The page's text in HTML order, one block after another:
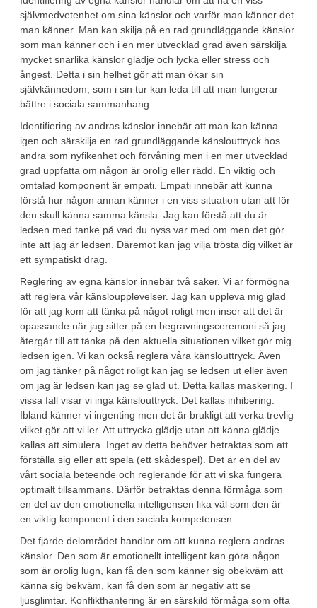
självmedvetenhet om sina känslor och varför man känner det
man känner. Man kan skilja på en rad grundläggande känslor
som man känner och i en mer utvecklad grad även särskilja
mycket snarlika känslor glädje och lycka eller stress och
ångest. Detta i sin helhet gör att man ökar sin
självkännedom, som i sin tur kan leda till att man fungerar
bättre i sociala sammanhang.
Identifiering av andras känslor innebär att man kan känna
igen och särskilja en rad grundläggande känslouttryck hos
andra som nyfikenhet och förvåning men i en mer utvecklad
grad uppfatta om någon är orolig eller rädd. En viktig och
omtalad komponent är empati. Empati innebär att kunna
förstå hur någon annan känner i en viss situation utan att för
den skull känna samma känsla. Jag kan förstå att du är
ledsen med tanke på vad du nyss var med om men det gör
inte att jag är ledsen. Däremot kan jag vilja trösta dig vilket är
ett sympatiskt drag.
Reglering av egna känslor innebär två saker. Vi är förmögna
att reglera vår känsloupplevelser. Jag kan uppleva mig glad
för att jag kom att tänka på något roligt men inser att det är
opassande när jag sitter på en begravningsceremoni så jag
återgår till att tänka på den aktuella situationen vilket gör mig
ledsen igen. Vi kan också reglera våra känslouttryck. Även
om jag tänker på något roligt kan jag se ledsen ut eller även
om jag är ledsen kan jag se glad ut. Detta kallas maskering. I
vissa fall visar vi inga känslouttryck. Det kallas inhibering.
Ibland känner vi ingenting men det är brukligt att verka trevlig
vilket gör att vi ler. Att uttrycka glädje utan att känna glädje
kallas att simulera. Inget av detta behöver betraktas som att
förställa sig eller att spela (ett skådespel). Det är en del av
vårt sociala beteende och reglerande för att vi ska fungera
optimalt tillsammans. Därför betraktas denna förmåga som
en del av den emotionella intelligensen lika väl som den är
en viktig komponent i den sociala kompetensen.
Det fjärde delområdet handlar om att kunna reglera andras
känslor. Den som är emotionellt intelligent kan göra någon
som är orolig lugn, kan få den som känner sig obekväm att
känna sig bekväm, kan få den som är negativ att se
ljusglimtar. Konflikthantering är en särskild förmåga som ofta